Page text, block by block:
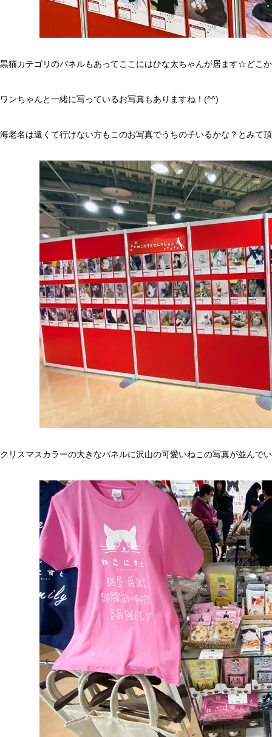
黒猫カテゴリのパネルもあってここにはひな太ちゃんが居ます☆どこ
ワンちゃんと一緒に写っているお写真もありますね！(^^)
海老名は遠くて行けない方もこのお写真でうちの子いるかな？とみて
クリスマスカラーの大きなパネルに沢山の可愛いねこの写真が並んで